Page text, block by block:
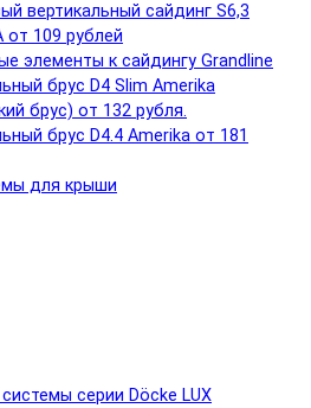
вертикальный сайдинг S6,3
от 109 рублей
элементы к сайдингу Grandline
брус D4 Slim Amerika
брус) от 132 рубля.
брус D4.4 Amerika от 181
для крыши
серии Döcke LUX